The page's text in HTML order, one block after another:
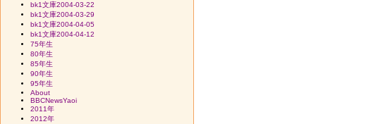
bk1文庫2004-03-22
bk1文庫2004-03-29
bk1文庫2004-04-05
bk1文庫2004-04-12
75年生
80年生
85年生
90年生
95年生
About
BBCNewsYaoi
2011年
2012年